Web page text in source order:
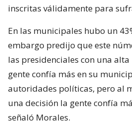
inscritas válidamente para
En las municipales hubo un
embargo predijo que este
las presidenciales con una
gente confía más en su
autoridades políticas, pero al
una decisión la gente confía
señaló Morales.